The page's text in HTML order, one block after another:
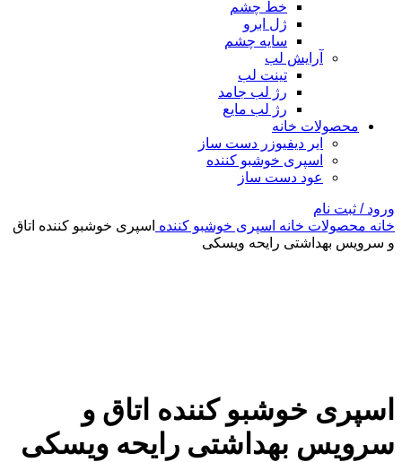
خط چشم
ژل ابرو
سایه چشم
آرایش لب
تینت لب
رژ لب جامد
رژ لب مایع
محصولات خانه
ایر دیفیوزر دست ساز
اسپری خوشبو کننده
عود دست ساز
ورود / ثبت نام
خانه محصولات خانه اسپری خوشبو کننده اسپری خوشبو کننده اتاق
و سرویس بهداشتی رایحه ویسکی
اسپری خوشبو کننده اتاق و
سرویس بهداشتی رایحه ویسکی